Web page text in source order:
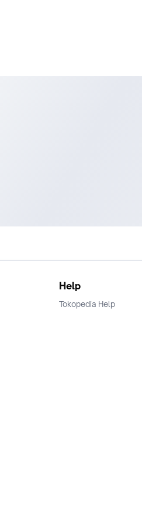
Help
Tokopedia Help